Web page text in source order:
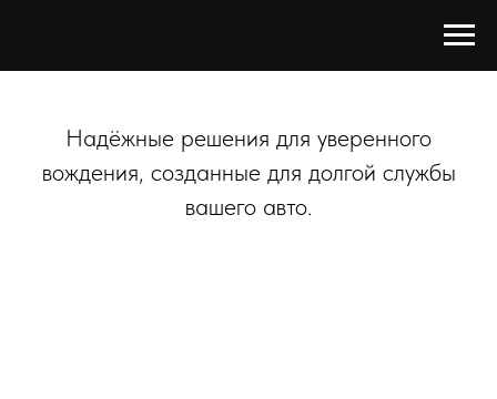
Надёжные решения для уверенного
вождения, созданные для долгой службы
вашего авто.